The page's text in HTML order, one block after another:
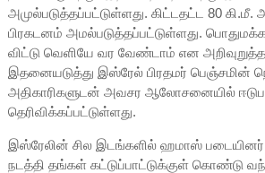
அமுல்படுத்தப்பட்டுள்ளது. கிட்டதட்ட 80 கி.மீ.
பிரகடனம் அமல்படுத்தப்பட்டுள்ளது.
விட்டு வெளியே வர வேண்டாம் என
இதனையடுத்து இஸ்ரேல் பிரதமர் பெஞ்சமின்
அதிகாரிகளுடன் அவசர ஆலோசனையில்
தெரிவிக்கப்பட்டுள்ளது.
இஸ்ரேலின் சில இடங்களில் ஹமாஸ் படையினர்
நடத்தி தங்கள் கட்டுப்பாட்டுக்குள் கொண்டு